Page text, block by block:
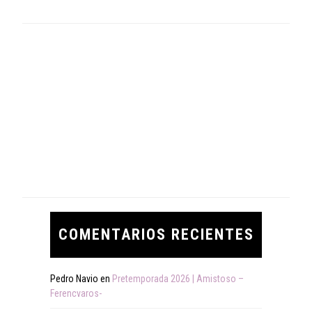
COMENTARIOS RECIENTES
Pedro Navio en Pretemporada 2026 | Amistoso –
Ferencvaros-